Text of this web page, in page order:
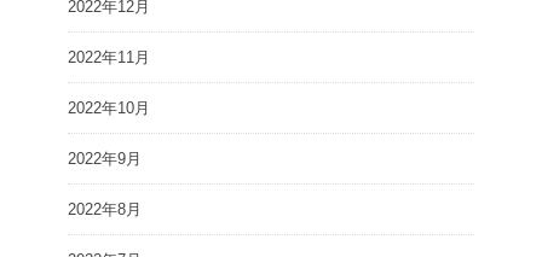
2022年12月
2022年11月
2022年10月
2022年9月
2022年8月